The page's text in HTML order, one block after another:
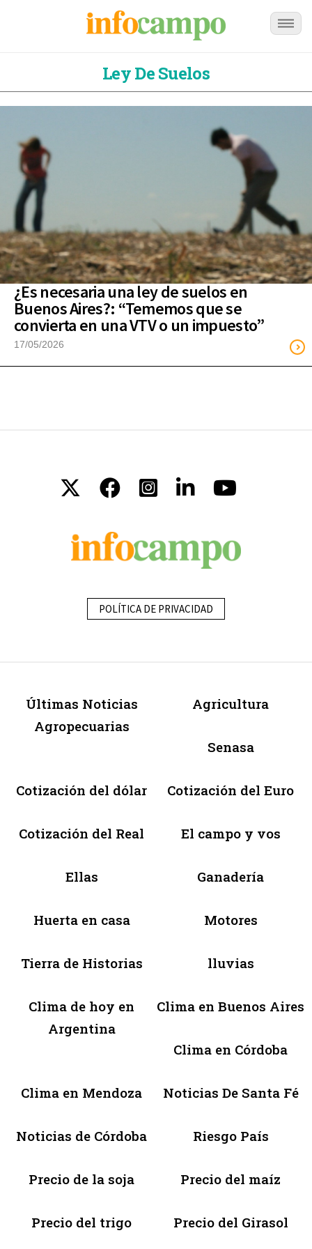
Ley De Suelos
¿Es necesaria una ley de suelos en
Buenos Aires?: “Tememos que se
convierta en una VTV o un impuesto”
17/05/2026
POLÍTICA DE PRIVACIDAD
Últimas Noticias
Agropecuarias
Agricultura
Senasa
Cotización del dólar Cotización del Euro
Cotización del Real El campo y vos
Ellas Ganadería
Huerta en casa Motores
Tierra de Historias lluvias
Clima de hoy en
Argentina
Clima en Buenos Aires
Clima en Córdoba
Clima en Mendoza Noticias De Santa Fé
Noticias de Córdoba Riesgo País
Precio de la soja Precio del maíz
Precio del trigo Precio del Girasol